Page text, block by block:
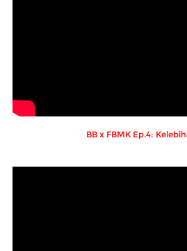
BB x FBMK Ep.4: